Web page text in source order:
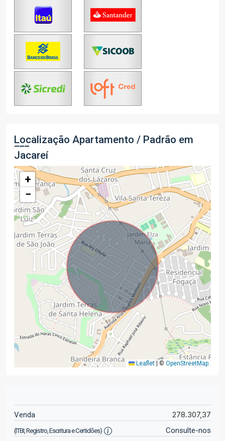
Localização Apartamento / Padrão em
Jacareí
+
−
Leaflet |© OpenStreetMap
Venda 278.307,37
(ITBI, Registro, Escritura e Certidões) Consulte-nos